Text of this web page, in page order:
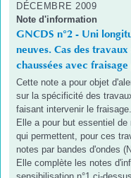
DÉCEMBRE 2009
Note d'information
GNCDS n°2 - Uni
neuves. Cas des
chaussées avec
Cette note a pour objet
sur la spécificité des
faisant intervenir le fraisage.
Elle a pour but essentiel
qui permettent, pour ces
notes par bandes d'ondes
Elle complète les notes